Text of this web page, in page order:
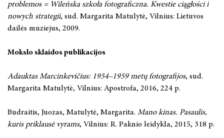
problemos = Wileńska szkoła fotograficzna. Kwestie ciągłości i
nowych strategii, sud. Margarita Matulytė, Vilnius: Lietuvos
dailės muziejus, 2009.
Mokslo sklaidos publikacijos
Adauktas Marcinkevičius: 1954–1959 metų fotografijos, sud.
Margarita Matulytė, Vilnius: Apostrofa, 2016, 224 p.
Budraitis, Juozas, Matulytė, Margarita. Mano kinas. Pasaulis,
kuris priklausė vyrams, Vilnius: R. Paknio leidykla, 2015, 318 p.